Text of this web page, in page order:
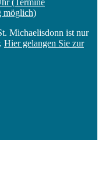
möglich)
Michaelisdonn ist nur
Hier gelangen Sie zur